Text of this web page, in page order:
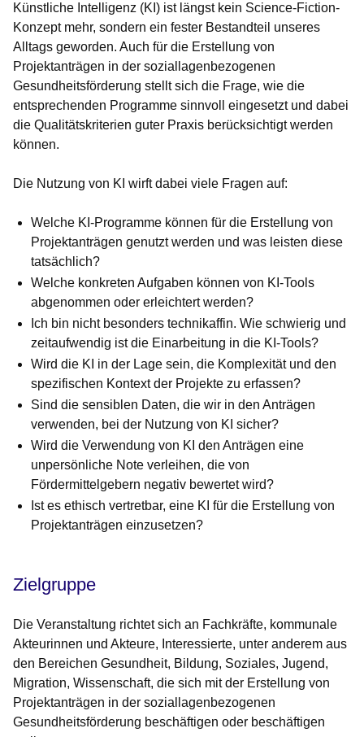
Künstliche Intelligenz (KI) ist längst kein Science-Fiction-
Konzept mehr, sondern ein fester Bestandteil unseres
Alltags geworden. Auch für die Erstellung von
Projektanträgen in der soziallagenbezogenen
Gesundheitsförderung stellt sich die Frage, wie die
entsprechenden Programme sinnvoll eingesetzt und dabei
die Qualitätskriterien guter Praxis berücksichtigt werden
können.
Die Nutzung von KI wirft dabei viele Fragen auf:
Welche KI-Programme können für die Erstellung von
Projektanträgen genutzt werden und was leisten diese
tatsächlich?
Welche konkreten Aufgaben können von KI-Tools
abgenommen oder erleichtert werden?
Ich bin nicht besonders technikaffin. Wie schwierig und
zeitaufwendig ist die Einarbeitung in die KI-Tools?
Wird die KI in der Lage sein, die Komplexität und den
spezifischen Kontext der Projekte zu erfassen?
Sind die sensiblen Daten, die wir in den Anträgen
verwenden, bei der Nutzung von KI sicher?
Wird die Verwendung von KI den Anträgen eine
unpersönliche Note verleihen, die von
Fördermittelgebern negativ bewertet wird?
Ist es ethisch vertretbar, eine KI für die Erstellung von
Projektanträgen einzusetzen?
Zielgruppe
Die Veranstaltung richtet sich an Fachkräfte, kommunale
Akteurinnen und Akteure, Interessierte, unter anderem aus
den Bereichen Gesundheit, Bildung, Soziales, Jugend,
Migration, Wissenschaft, die sich mit der Erstellung von
Projektanträgen in der soziallagenbezogenen
Gesundheitsförderung beschäftigen oder beschäftigen